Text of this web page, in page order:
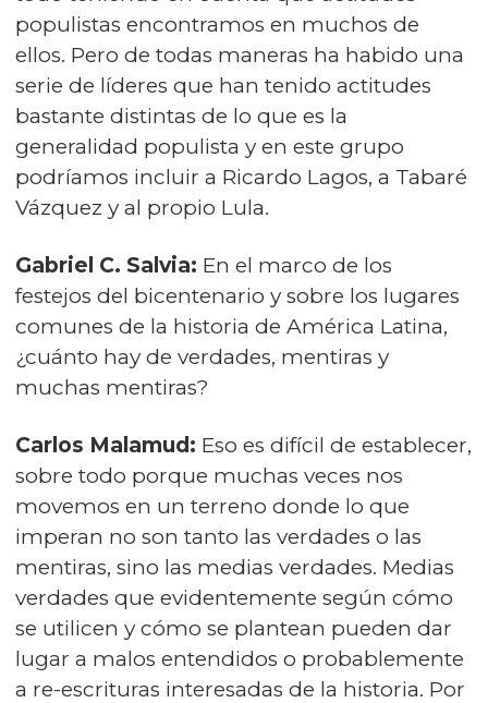
populistas encontramos en muchos de
ellos. Pero de todas maneras ha habido una
serie de líderes que han tenido actitudes
bastante distintas de lo que es la
generalidad populista y en este grupo
podríamos incluir a Ricardo Lagos, a Tabaré
Vázquez y al propio Lula.
Gabriel C. Salvia: En el marco de los
festejos del bicentenario y sobre los lugares
comunes de la historia de América Latina,
¿cuánto hay de verdades, mentiras y
muchas mentiras?
Carlos Malamud: Eso es difícil de establecer,
sobre todo porque muchas veces nos
movemos en un terreno donde lo que
imperan no son tanto las verdades o las
mentiras, sino las medias verdades. Medias
verdades que evidentemente según cómo
se utilicen y cómo se plantean pueden dar
lugar a malos entendidos o probablemente
a re-escrituras interesadas de la historia. Por